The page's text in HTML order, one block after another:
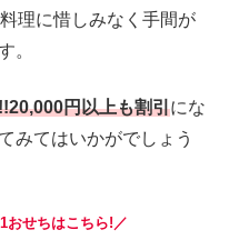
理に惜しみなく手間が
。
円以上も割引にな
みてはいかがでしょう
おせちはこちら!／